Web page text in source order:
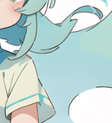
Next